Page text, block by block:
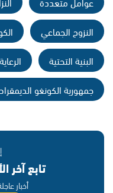
النزوح الجماعي
البنية التحتية
جمهورية الكونغو
تابع آخر
أخبار